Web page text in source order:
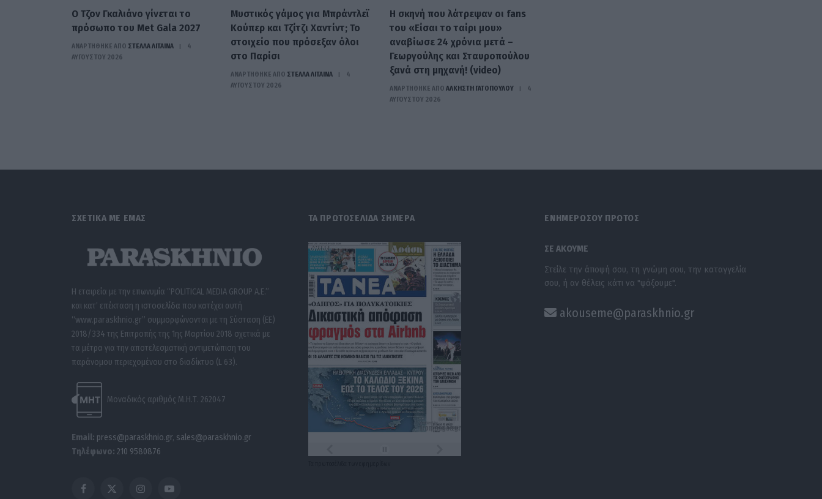
Ο Τζον Γκαλιάνο γίνεται το
πρόσωπο του Met Gala 2027
ΑΝΑΡΤΗΘΗΚΕ ΑΠΟ ΣΤΈΛΛΑ ΛΊΤΑΙΝΑ
4
ΑΥΓΟΎΣΤΟΥ 2026
Μυστικός γάμος για Μπράντλεϊ
Κούπερ και Τζίτζι Χαντίντ; Το
στοιχείο που πρόσεξαν όλοι
στο Παρίσι
ΑΝΑΡΤΗΘΗΚΕ ΑΠΟ ΣΤΈΛΛΑ ΛΊΤΑΙΝΑ
4
ΑΥΓΟΎΣΤΟΥ 2026
Η σκηνή που λάτρεψαν οι fans
του «Είσαι το ταίρι μου»
αναβίωσε 24 χρόνια μετά –
Γεωργούλης και Σταυροπούλου
ξανά στη μηχανή! (video)
ΑΝΑΡΤΗΘΗΚΕ ΑΠΟ ΆΛΚΗΣΤΗ ΓΑΤΟΠΟΎΛΟΥ
4
ΑΥΓΟΎΣΤΟΥ 2026
ΣΧΕΤΙΚΑ ΜΕ ΕΜΑΣ
Η εταιρεία με την επωνυμία “POLITICAL MEDIA GROUP A.E.”
και κατ’ επέκταση η ιστοσελίδα που κατέχει αυτή
“www.paraskhnio.gr” συμμορφώνονται με τη Σύσταση (ΕΕ)
2018/334 της Επιτροπής της 1ης Μαρτίου 2018 σχετικά με
τα μέτρα για την αποτελεσματική αντιμετώπιση του
παράνομου περιεχομένου στο διαδίκτυο (L 63).
Μοναδικός αριθμός Μ.Η.Τ. 262047
Email: press@paraskhnio.gr, sales@paraskhnio.gr
Τηλέφωνο: 210 9580876
Facebook
X InstagramYouTube
ΤΑ ΠΡΩΤΟΣΕΛΙΔΑ ΣΗΜΕΡΑ ΕΝΗΜΕΡΩΣΟΥ ΠΡΩΤΟΣ
ΣΕ ΑΚΟΥΜΕ
Στείλε την άποψή σου, τη γνώμη σου, την καταγγελία
σου, ή αν θέλεις κάτι να "ψάξουμε".
akouseme@paraskhnio.gr